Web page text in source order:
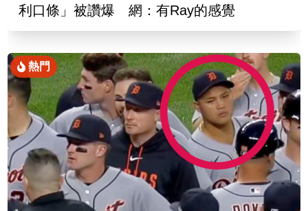
利口條」被讚爆 網：有Ray的感覺
熱門